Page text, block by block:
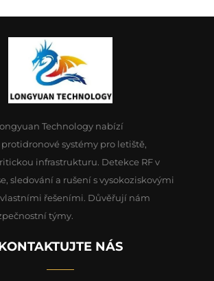
Technology nabízí
systémy pro letiště,
infrastrukturu. Detekce RF v
sledování a rušení s vysokoziskovými
řešeními. Důvěřují nám
týmy.
NÁS